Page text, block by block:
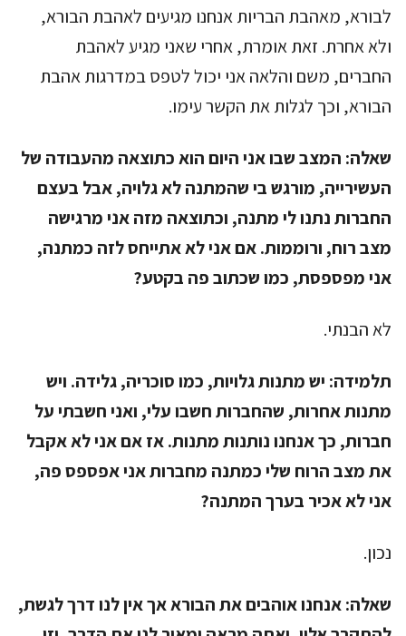
לבורא, מאהבת הבריות אנחנו מגיעים לאהבת הבורא,
ולא אחרת. זאת אומרת, אחרי שאני מגיע לאהבת
החברים, משם והלאה אני יכול לטפס במדרגות אהבת
הבורא, וכך לגלות את הקשר עימו.
שאלה: המצב שבו אני היום הוא כתוצאה מהעבודה של
העשירייה, מורגש בי שהמתנה לא גלויה, אבל בעצם
החברות נתנו לי מתנה, וכתוצאה מזה אני מרגישה
מצב רוח, ורוממות. אם אני לא אתייחס לזה כמתנה,
אני מפספסת, כמו שכתוב פה בקטע?
לא הבנתי.
תלמידה: יש מתנות גלויות, כמו סוכריה, גלידה. ויש
מתנות אחרות, שהחברות חשבו עלי, ואני חשבתי על
חברות, כך אנחנו נותנות מתנות. אז אם אני לא אקבל
את מצב הרוח שלי כמתנה מחברות אני אפספס פה,
אני לא אכיר בערך המתנה?
נכון.
שאלה:אנחנו אוהבים את הבורא אך אין לנו דרך לגשת,